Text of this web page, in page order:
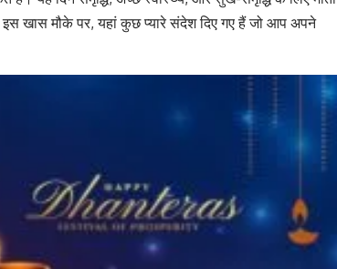
इस खास मौके पर, यहां कुछ प्यारे संदेश दिए गए हैं जो आप अपने